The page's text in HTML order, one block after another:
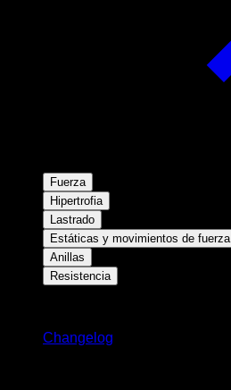
Fuerza
Hipertrofia
Lastrado
Estáticas y movimientos de fuerza
Anillas
Resistencia
Changelog